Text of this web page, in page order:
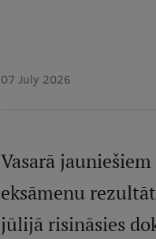
07 July 2026
Vasarā
eksāmenu
jūlijā risināsies